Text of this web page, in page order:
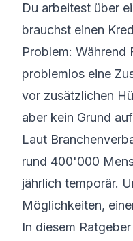
Du arbeitest über
brauchst einen
Problem: Während
problemlos eine
vor zusätzlichen
aber kein Grund
Laut
rund 400'000
jährlich temporär.
Möglichkeiten,
In diesem